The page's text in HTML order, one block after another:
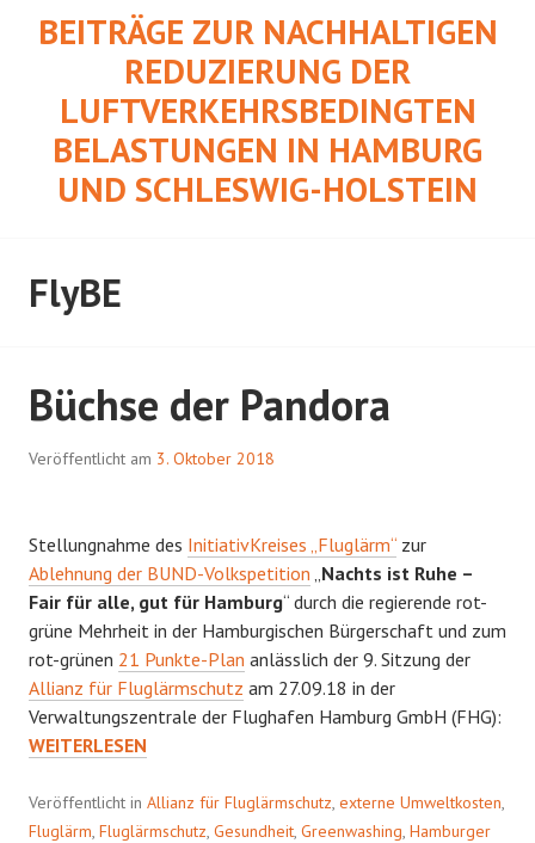
BEITRÄGE ZUR NACHHALTIGEN
REDUZIERUNG DER
LUFTVERKEHRSBEDINGTEN
BELASTUNGEN IN HAMBURG
UND SCHLESWIG-HOLSTEIN
FlyBE
Büchse der Pandora
Veröffentlicht am 3. Oktober 2018
Stellungnahme des InitiativKreises „Fluglärm“ zur
Ablehnung der BUND-Volkspetition „Nachts ist Ruhe –
Fair für alle, gut für Hamburg“ durch die regierende rot-
grüne Mehrheit in der Hamburgischen Bürgerschaft und zum
rot-grünen 21 Punkte-Plan anlässlich der 9. Sitzung der
Allianz für Fluglärmschutz am 27.09.18 in der
Verwaltungszentrale der Flughafen Hamburg GmbH (FHG):
WEITERLESEN
Veröffentlicht in Allianz für Fluglärmschutz, externe Umweltkosten,
Fluglärm, Fluglärmschutz, Gesundheit, Greenwashing, Hamburger